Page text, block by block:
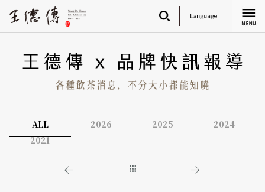
繁
ALL 2026 2025
2024
2021